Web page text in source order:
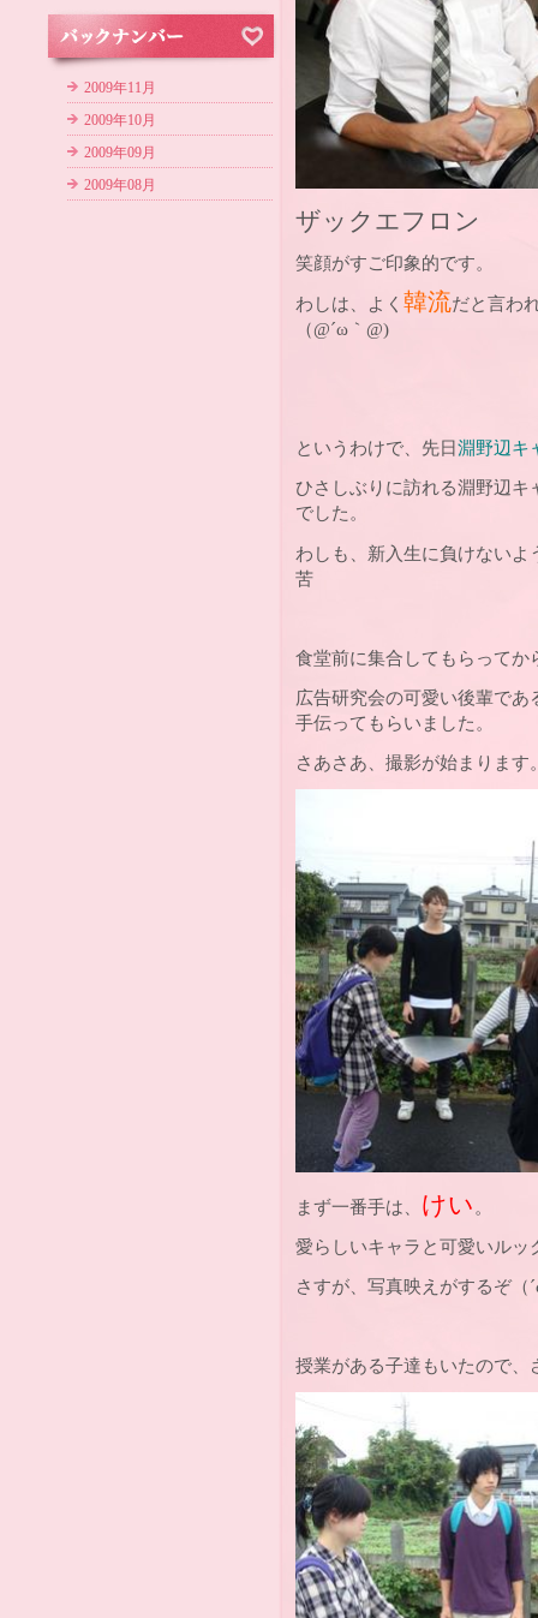
ザックエフロン
笑顔がすご印象的です。
わしは、よく 韓流だと言わ
（@´ω｀@)
というわけで、先日淵野辺キ
ひさしぶりに訪れる淵野辺
でした。
わしも、新入生に負けないよ
苦
食堂前に集合してもらってか
広告研究会の可愛い後輩で
手伝ってもらいました。
さあさあ、撮影が始まります
まず一番手は、 けい 。
愛らしいキャラと可愛いルッ
さすが、写真映えがするぞ
授業がある子達もいたので
2009年11月
2009年10月
2009年09月
2009年08月